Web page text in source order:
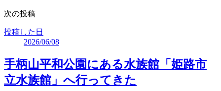
次の投稿
投稿した日
2026/06/08
手柄山平和公園にある水族館「姫路市
立水族館」へ行ってきた